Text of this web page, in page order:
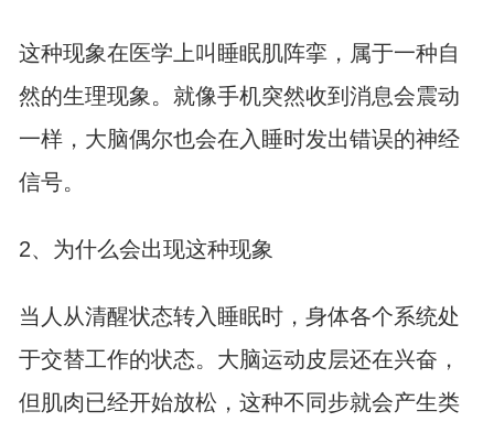
这种现象在医学上叫睡眠肌阵挛，属于一种自
然的生理现象。就像手机突然收到消息会震动
一样，大脑偶尔也会在入睡时发出错误的神经
信号。
2、为什么会出现这种现象
当人从清醒状态转入睡眠时，身体各个系统处
于交替工作的状态。大脑运动皮层还在兴奋，
但肌肉已经开始放松，这种不同步就会产生类